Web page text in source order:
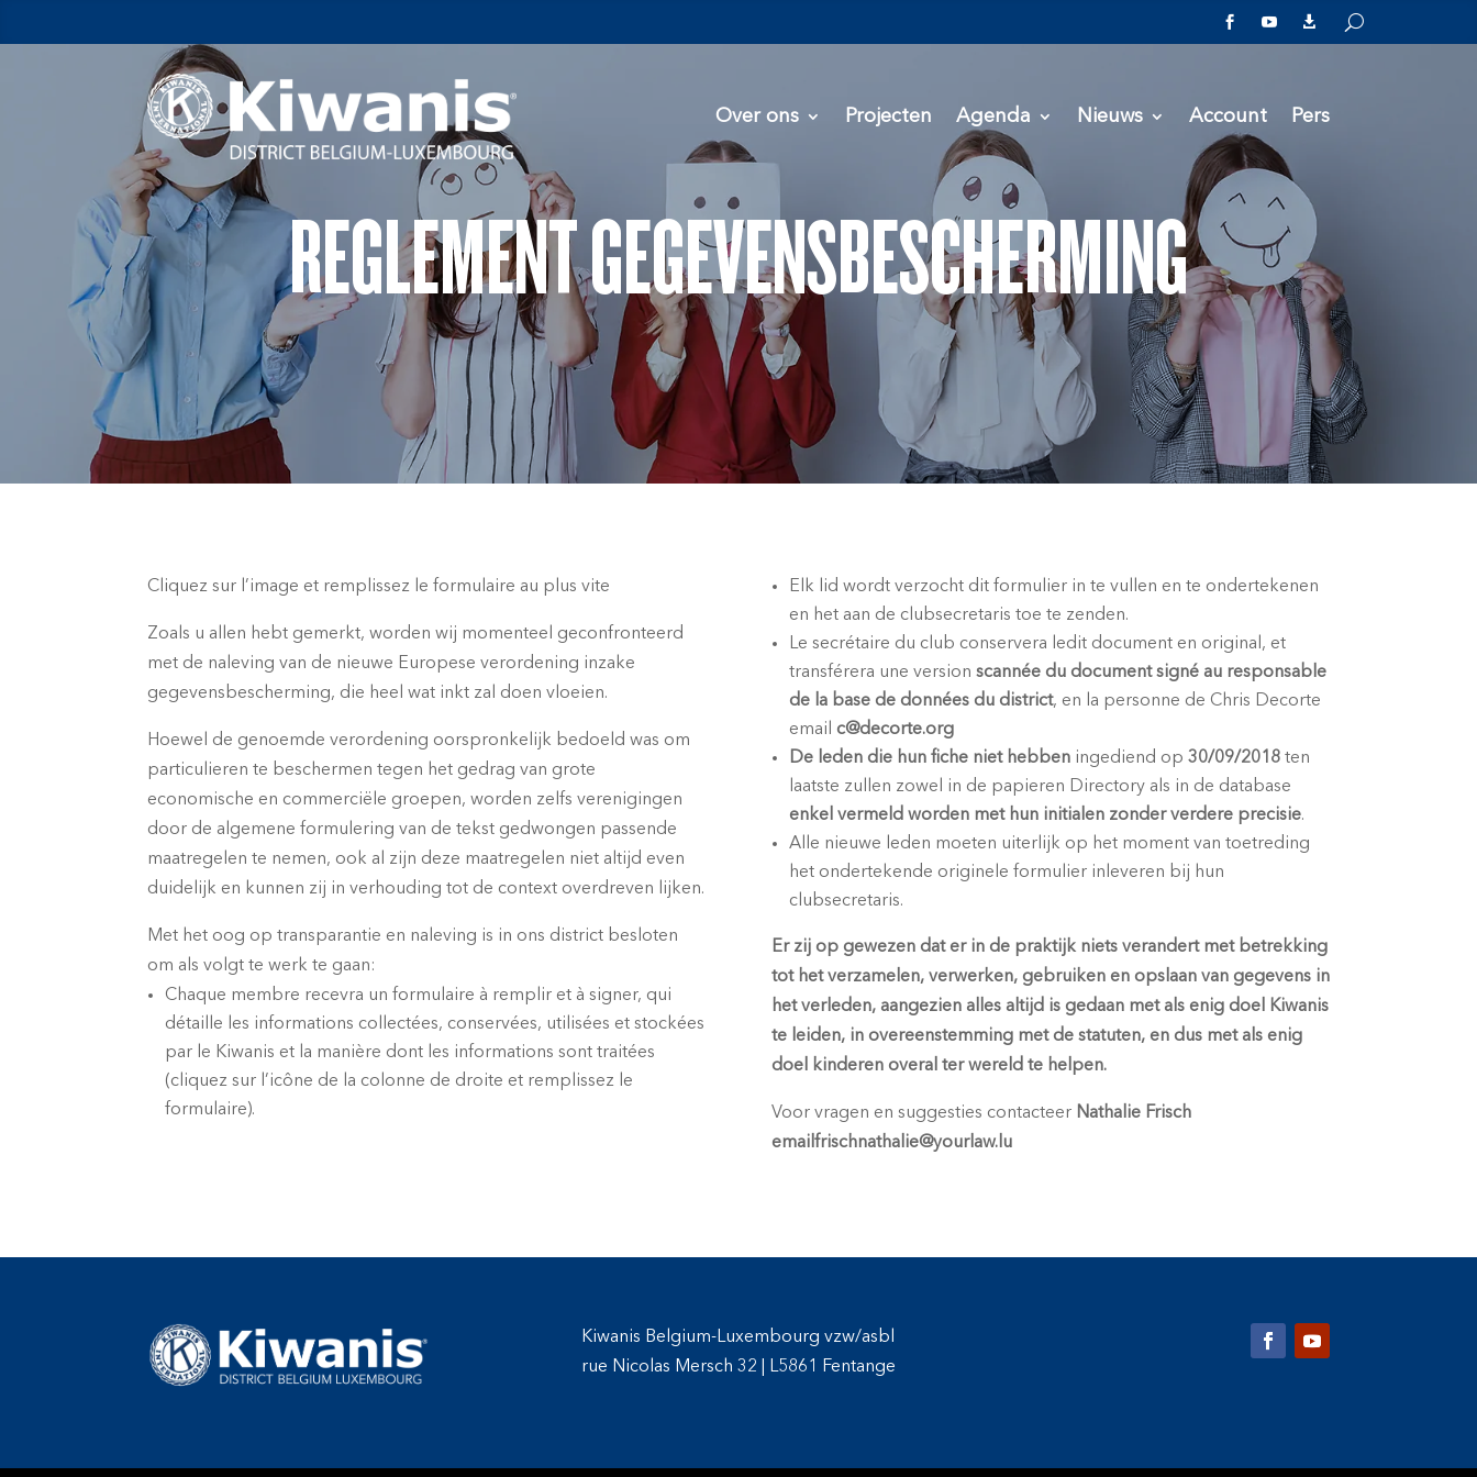
  
Over ons Projecten Agenda Nieuws Account Pers
REGLEMENT GEGEVENSBESCHERMING
Cliquez sur l’image et remplissez le formulaire au plus vite
Zoals u allen hebt gemerkt, worden wij momenteel geconfronteerd
met de naleving van de nieuwe Europese verordening inzake
gegevensbescherming, die heel wat inkt zal doen vloeien.
Hoewel de genoemde verordening oorspronkelijk bedoeld was om
particulieren te beschermen tegen het gedrag van grote
economische en commerciële groepen, worden zelfs verenigingen
door de algemene formulering van de tekst gedwongen passende
maatregelen te nemen, ook al zijn deze maatregelen niet altijd even
duidelijk en kunnen zij in verhouding tot de context overdreven lijken.
Met het oog op transparantie en naleving is in ons district besloten
om als volgt te werk te gaan:
Chaque membre recevra un formulaire à remplir et à signer, qui
détaille les informations collectées, conservées, utilisées et stockées
par le Kiwanis et la manière dont les informations sont traitées
(cliquez sur l’icône de la colonne de droite et remplissez le
formulaire).
Elk lid wordt verzocht dit formulier in te vullen en te ondertekenen
en het aan de clubsecretaris toe te zenden.
Le secrétaire du club conservera ledit document en original, et
transférera une version scannée du document signé au responsable
de la base de données du district, en la personne de Chris Decorte
email
c@decorte.org
De leden die hun fiche niet hebbeningediend op 30/09/2018ten
laatste zullen zowel in de papieren Directoryals in de database
enkel vermeld worden met hun initialen zonder verdere precisie.
Alle nieuwe leden moeten uiterlijk op het moment van toetreding
het ondertekende originele formulier inleveren bij hun
clubsecretaris.
Er zij op gewezen dat er in de praktijk niets verandert met betrekking
tot het verzamelen, verwerken, gebruiken en opslaan van gegevens in
het verleden, aangezien alles altijd is gedaan met als enig doel Kiwanis
te leiden, in overeenstemming met de statuten, en dus met als enig
doel kinderen overal ter wereld te helpen.
Voor vragen en suggesties contacteer Nathalie Frisch
emailfrischnathalie@yourlaw.lu
Kiwanis Belgium-Luxembourg vzw/asbl
rue Nicolas Mersch 32
L5861 Fentange